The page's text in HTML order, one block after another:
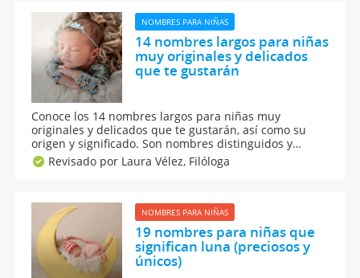
NOMBRES PARA NIÑAS
14 nombres largos para niñas
muy originales y delicados
que te gustarán
Conoce los 14 nombres largos para niñas muy
originales y delicados que te gustarán, así como su
origen y significado. Son nombres distinguidos y
largos para tu bebé recién nacida, cada uno de ellos
con una fuerza y personalidad únicas. Busca en esta
Revisado por Laura Vélez, Filóloga
NOMBRES PARA NIÑAS
19 nombres para niñas que
significan luna (preciosos y
únicos)